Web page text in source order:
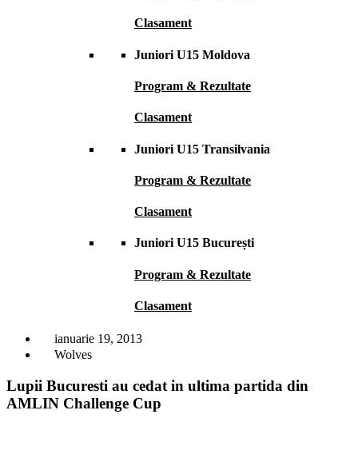
Clasament
Juniori U15 Moldova
Program & Rezultate
Clasament
Juniori U15 Transilvania
Program & Rezultate
Clasament
Juniori U15 București
Program & Rezultate
Clasament
ianuarie 19, 2013
Wolves
Lupii Bucuresti au cedat in ultima partida din
AMLIN Challenge Cup